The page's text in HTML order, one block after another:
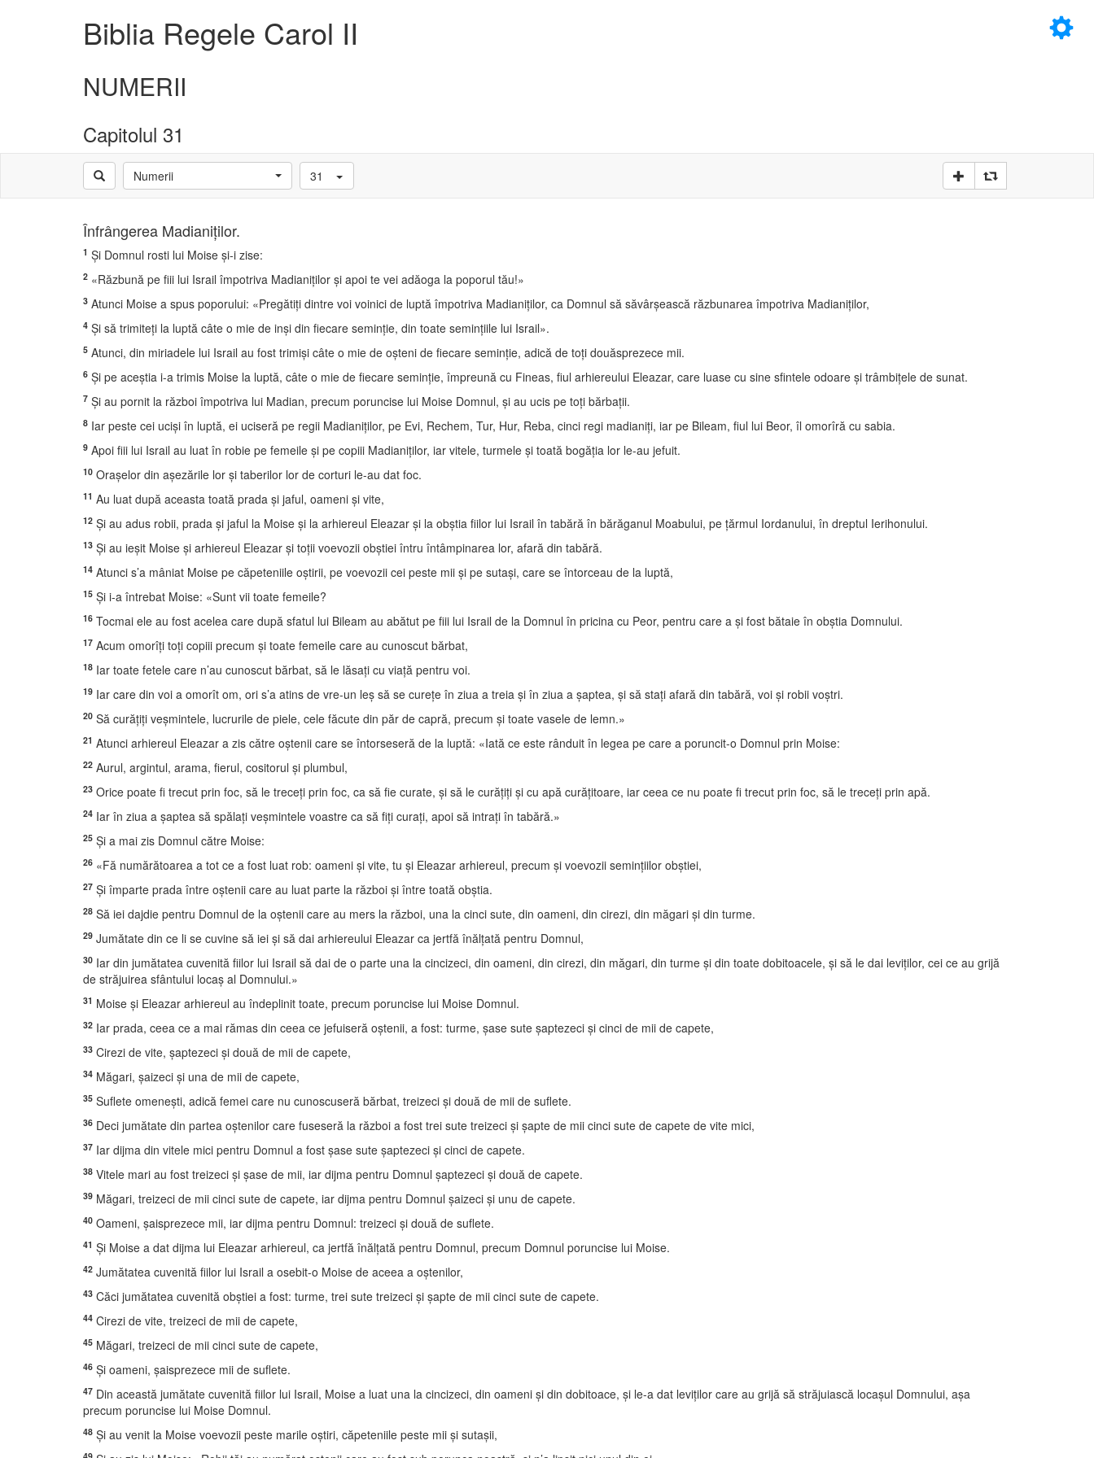
×
Biblia Regele Carol II
NUMERII
Capitolul 31
Numerii 31
Înfrângerea Madianiţilor.
1 Şi Domnul rosti lui Moise şi-i zise:
2 «Răzbună pe fiii lui Israil împotriva Madianiţilor şi apoi te vei adăoga la poporul tău!»
3 Atunci Moise a spus poporului: «Pregătiţi dintre voi voinici de luptă împotriva Madianiţilor, ca Domnul să săvârşească răzbunarea împotriva Madianiţilor,
4 Şi să trimiteţi la luptă câte o mie de inşi din fiecare seminţie, din toate seminţiile lui Israil».
5 Atunci, din miriadele lui Israil au fost trimişi câte o mie de oşteni de fiecare seminţie, adică de toţi douăsprezece mii.
6 Şi pe aceştia i-a trimis Moise la luptă, câte o mie de fiecare seminţie, împreună cu Fineas, fiul arhiereului Eleazar, care luase cu sine sfintele odoare şi trâmbiţele de sunat.
7 Şi au pornit la război împotriva lui Madian, precum poruncise lui Moise Domnul, şi au ucis pe toţi bărbaţii.
8 Iar peste cei ucişi în luptă, ei uciseră pe regii Madianiţilor, pe Evi, Rechem, Tur, Hur, Reba, cinci regi madianiţi, iar pe Bileam, fiul lui Beor, îl omorîră cu sabia.
9 Apoi fiii lui Israil au luat în robie pe femeile şi pe copiii Madianiţilor, iar vitele, turmele şi toată bogăţia lor le-au jefuit.
10 Oraşelor din aşezările lor şi taberilor lor de corturi le-au dat foc.
11 Au luat după aceasta toată prada şi jaful, oameni şi vite,
12 Şi au adus robii, prada şi jaful la Moise şi la arhiereul Eleazar şi la obştia fiilor lui Israil în tabără în bărăganul Moabului, pe ţărmul Iordanului, în dreptul Ierihonului.
13 Şi au ieşit Moise şi arhiereul Eleazar şi toţii voevozii obştiei întru întâmpinarea lor, afară din tabără.
14 Atunci s’a mâniat Moise pe căpeteniile oştirii, pe voevozii cei peste mii şi pe sutaşi, care se întorceau de la luptă,
15 Şi i-a întrebat Moise: «Sunt vii toate femeile?
16 Tocmai ele au fost acelea care după sfatul lui Bileam au abătut pe fiii lui Israil de la Domnul în pricina cu Peor, pentru care a şi fost bătaie în obştia Domnului.
17 Acum omorîţi toţi copiii precum şi toate femeile care au cunoscut bărbat,
18 Iar toate fetele care n’au cunoscut bărbat, să le lăsaţi cu viaţă pentru voi.
19 Iar care din voi a omorît om, ori s’a atins de vre-un leş să se cureţe în ziua a treia şi în ziua a şaptea, şi să staţi afară din tabără, voi şi robii voştri.
20 Să curăţiţi veşmintele, lucrurile de piele, cele făcute din păr de capră, precum şi toate vasele de lemn.»
21 Atunci arhiereul Eleazar a zis către oştenii care se întorseseră de la luptă: «Iată ce este rânduit în legea pe care a poruncit-o Domnul prin Moise:
22 Aurul, argintul, arama, fierul, cositorul şi plumbul,
23 Orice poate fi trecut prin foc, să le treceţi prin foc, ca să fie curate, şi să le curăţiţi şi cu apă curăţitoare, iar ceea ce nu poate fi trecut prin foc, să le treceţi prin apă.
24 Iar în ziua a şaptea să spălaţi veşmintele voastre ca să fiţi curaţi, apoi să intraţi în tabără.»
25 Şi a mai zis Domnul către Moise:
26 «Fă numărătoarea a tot ce a fost luat rob: oameni şi vite, tu şi Eleazar arhiereul, precum şi voevozii seminţiilor obştiei,
27 Şi împarte prada între oştenii care au luat parte la război şi între toată obştia.
28 Să iei dajdie pentru Domnul de la oştenii care au mers la război, una la cinci sute, din oameni, din cirezi, din măgari şi din turme.
29 Jumătate din ce li se cuvine să iei şi să dai arhiereului Eleazar ca jertfă înălţată pentru Domnul,
30 Iar din jumătatea cuvenită fiilor lui Israil să dai de o parte una la cincizeci, din oameni, din cirezi, din măgari, din turme şi din toate dobitoacele, şi să le dai leviţilor, cei ce au grijă
de străjuirea sfântului locaş al Domnului.»
31 Moise şi Eleazar arhiereul au îndeplinit toate, precum poruncise lui Moise Domnul.
32 Iar prada, ceea ce a mai rămas din ceea ce jefuiseră oştenii, a fost: turme, şase sute şaptezeci şi cinci de mii de capete,
33 Cirezi de vite, şaptezeci şi două de mii de capete,
34 Măgari, şaizeci şi una de mii de capete,
35 Suflete omeneşti, adică femei care nu cunoscuseră bărbat, treizeci şi două de mii de suflete.
36 Deci jumătate din partea oştenilor care fuseseră la război a fost trei sute treizeci şi şapte de mii cinci sute de capete de vite mici,
37 Iar dijma din vitele mici pentru Domnul a fost şase sute şaptezeci şi cinci de capete.
38 Vitele mari au fost treizeci şi şase de mii, iar dijma pentru Domnul şaptezeci şi două de capete.
39 Măgari, treizeci de mii cinci sute de capete, iar dijma pentru Domnul şaizeci şi unu de capete.
40 Oameni, şaisprezece mii, iar dijma pentru Domnul: treizeci şi două de suflete.
41 Şi Moise a dat dijma lui Eleazar arhiereul, ca jertfă înălţată pentru Domnul, precum Domnul poruncise lui Moise.
42 Jumătatea cuvenită fiilor lui Israil a osebit-o Moise de aceea a oştenilor,
43 Căci jumătatea cuvenită obştiei a fost: turme, trei sute treizeci şi şapte de mii cinci sute de capete.
44 Cirezi de vite, treizeci de mii de capete,
45 Măgari, treizeci de mii cinci sute de capete,
46 Şi oameni, şaisprezece mii de suflete.
47 Din această jumătate cuvenită fiilor lui Israil, Moise a luat una la cincizeci, din oameni şi din dobitoace, şi le-a dat leviţilor care au grijă să străjuiască locaşul Domnului, aşa
precum poruncise lui Moise Domnul.
48 Şi au venit la Moise voevozii peste marile oştiri, căpeteniile peste mii şi sutaşii,